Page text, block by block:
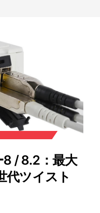
8 / 8.2：最大
代ツイスト